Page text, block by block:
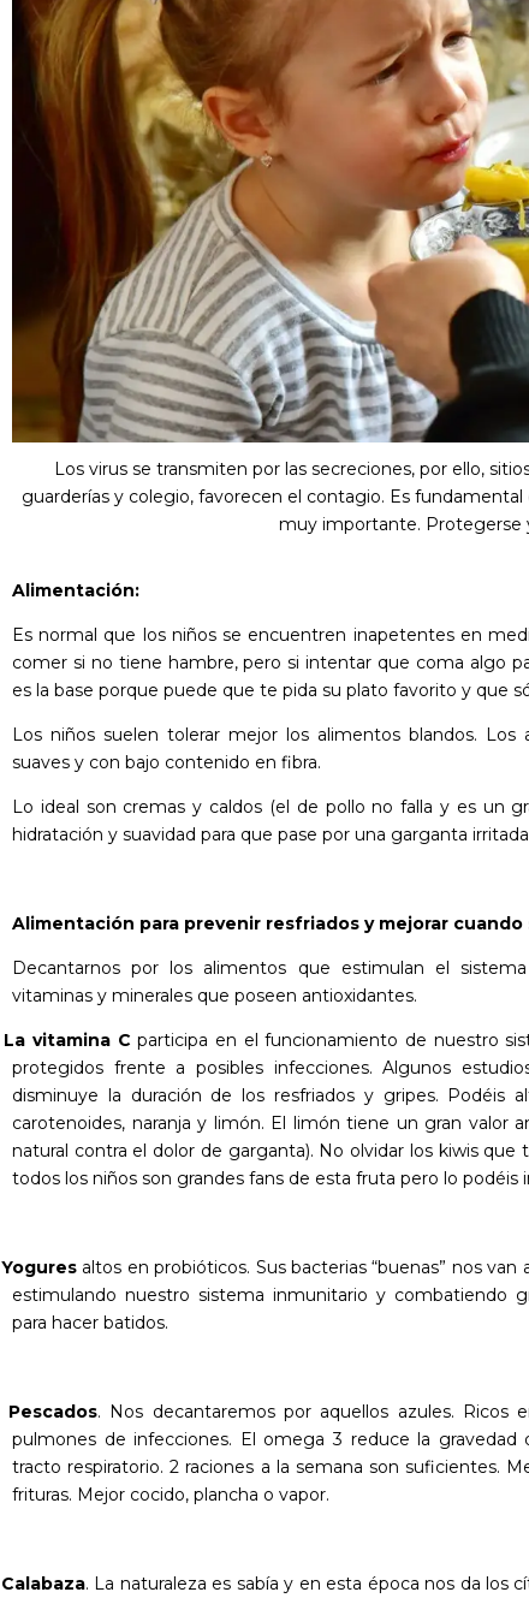
Los virus se transmiten por las secreciones, por ello,
guarderías y colegio, favorecen el contagio. Es
muy importante. Protegerse
Alimentación:
Es normal que los niños se encuentren inapetentes en
comer si no tiene hambre, pero si intentar que coma algo
es la base porque puede que te pida su plato favorito y que
Los niños suelen tolerar mejor los alimentos blandos. Los
suaves y con bajo contenido en fibra.
Lo ideal son cremas y caldos (el de pollo no falla y es un
hidratación y suavidad para que pase por una garganta
Alimentación para prevenir resfriados y mejorar
Decantarnos por los alimentos que estimulan el
vitaminas y minerales que poseen antioxidantes.
La vitamina C participa en el funcionamiento de nuestro
protegidos frente a posibles infecciones. Algunos
disminuye la duración de los resfriados y gripes. Podéis
carotenoides, naranja y limón. El limón tiene un gran valor
natural contra el dolor de garganta). No olvidar los kiwis que
todos los niños son grandes fans de esta fruta pero lo podéis
Yoguresaltos en probióticos. Sus bacterias “buenas” nos
estimulando nuestro sistema inmunitario y combatiendo
para hacer batidos.
Pescados. Nos decantaremos por aquellos azules.
pulmones de infecciones. El omega 3 reduce la
tracto respiratorio. 2 raciones a la semana son suficientes.
frituras. Mejor cocido, plancha o vapor.
Calabaza. La naturaleza es sabía y en esta época nos da los